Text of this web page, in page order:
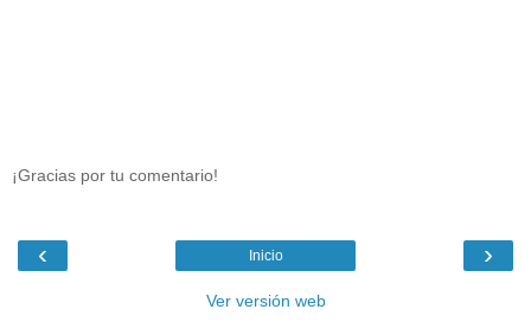
¡Gracias por tu comentario!
‹ ›
Inicio
Ver versión web